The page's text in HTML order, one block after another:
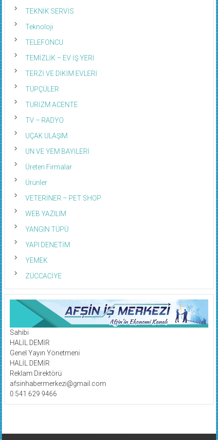
TEKNİK SERVİS
Teknoloji
TELEFONCU
TEMİZLİK – EV İŞ YERİ
TERZİ VE DİKİM EVLERİ
TÜPÇÜLER
TURİZM ACENTE
TV – RADYO
UÇAK ULAŞIM
UN VE YEM BAYİLERİ
Üreten Firmalar
Ürünler
VETERİNER – PET SHOP
WEB YAZILIM
YANGIN TÜPÜ
YAPI DENETİM
YEMEK
ZÜCCACİYE
Sahibi
HALİL DEMİR
Genel Yayın Yönetmeni
HALİL DEMİR
Reklam Direktörü
afsinhabermerkezi@gmail.com
0 541 629 9466